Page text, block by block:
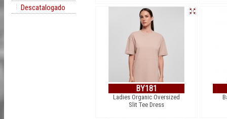
Descatalogado
BY181
Ladies Organic Oversized
Slit Tee Dress